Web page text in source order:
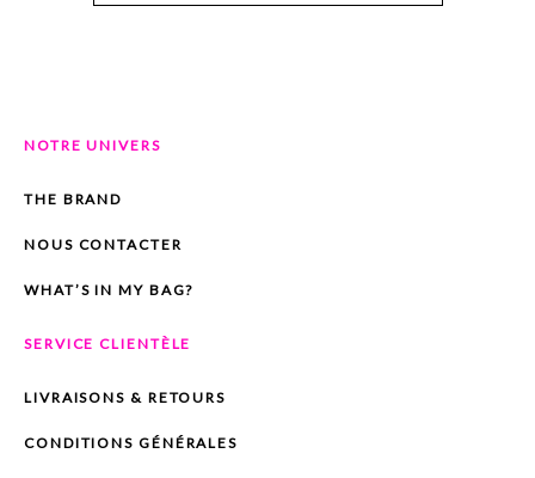
NOTRE UNIVERS
THE BRAND
NOUS CONTACTER
WHAT’S IN MY BAG?
SERVICE CLIENTÈLE
LIVRAISONS & RETOURS
CONDITIONS GÉNÉRALES